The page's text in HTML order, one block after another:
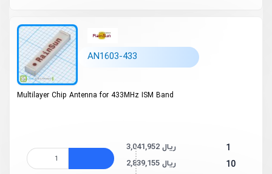
AN1603-433
Multilayer Chip Antenna for 433MHz ISM Band
1 3,041,952 ریال
10 2,839,155 ریال